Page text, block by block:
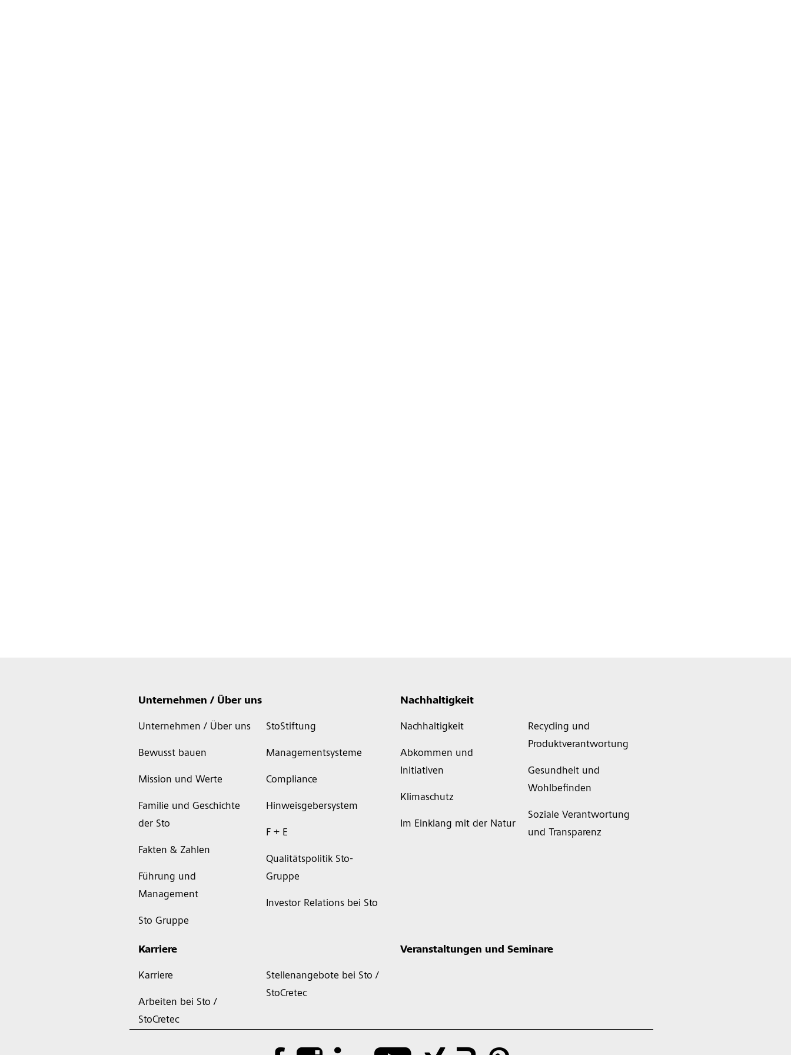
Unternehmen / Über uns
Unternehmen / Über uns
Bewusst bauen
Mission und Werte
Familie und Geschichte
der Sto
Fakten & Zahlen
Führung und
Management
Sto Gruppe
StoStiftung
Managementsysteme
Compliance
Hinweisgebersystem
F + E
Qualitätspolitik Sto-
Gruppe
Investor Relations bei Sto
Nachhaltigkeit
Nachhaltigkeit
Abkommen und
Initiativen
Klimaschutz
Im Einklang mit der Natur
Recycling und
Produktverantwortung
Gesundheit und
Wohlbefinden
Soziale Verantwortung
und Transparenz
Karriere
Karriere
Arbeiten bei Sto /
StoCretec
Stellenangebote bei Sto /
StoCretec
Veranstaltungen und Seminare